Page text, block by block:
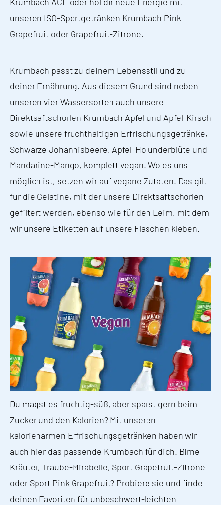
unseren ISO-Sportgetränken Krumbach Pink
Grapefruit oder Grapefruit-Zitrone.
Krumbach passt zu deinem Lebensstil und zu
deiner Ernährung. Aus diesem Grund sind neben
unseren vier Wassersorten auch unsere
Direktsaftschorlen Krumbach Apfel und Apfel-Kirsch
sowie unsere fruchthaltigen Erfrischungsgetränke,
Schwarze Johannisbeere, Apfel-Holunderblüte und
Mandarine-Mango, komplett vegan. Wo es uns
möglich ist, setzen wir auf vegane Zutaten. Das gilt
für die Gelatine, mit der unsere Direktsaftschorlen
gefiltert werden, ebenso wie für den Leim, mit dem
wir unsere Etiketten auf unsere Flaschen kleben.
Du magst es fruchtig-süß, aber sparst gern beim
Zucker und den Kalorien? Mit unseren
kalorienarmen Erfrischungsgetränken haben wir
auch hier das passende Krumbach für dich. Birne-
Kräuter, Traube-Mirabelle, Sport Grapefruit-Zitrone
oder Sport Pink Grapefruit? Probiere sie und finde
deinen Favoriten für unbeschwert-leichten